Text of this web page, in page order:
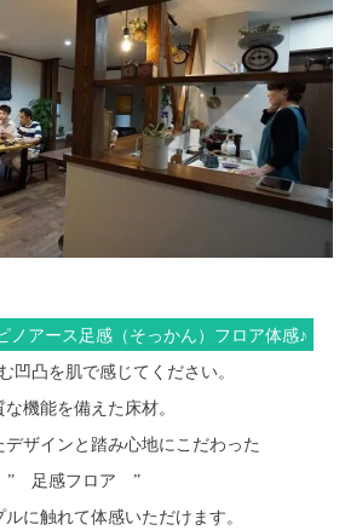
アース足感（そっかん）フロア体感♪
凹凸を肌で感じてください。
な機能を備えた床材。
ザインと踏み心地にこだわった
” 足感フロア ”
に触れて体感いただけます。